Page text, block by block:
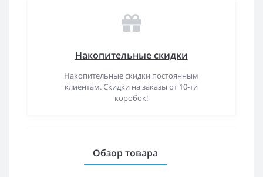
Накопительные скидки
Накопительные скидки постоянным
клиентам. Скидки на заказы от 10-ти
коробок!
Обзор товара